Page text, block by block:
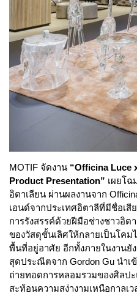
MOTIF จัดงาน “Officina Luce
Product Presentation” เผยโ
อิตาเลียน ผ่านผลงานจาก
เอนด์จากประเทศอิตาลีที่มีชื่อเ
การรังสรรค์ด้วยฝีมือช่างชาวอิต
ของวัสดุชั้นเลิศให้กลายเป็นโค
พื้นที่อยู่อาศัย อีกทั้งภายในงานยั
สุดประณีตจาก Gordon Gu นำเ
ถ่ายทอดการหลอมรวมของศิลป
สะท้อนความสง่างามเหนือกาลเ